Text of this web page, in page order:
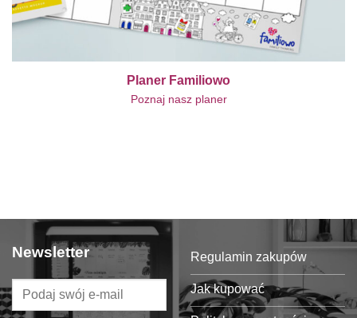
Planer Familiowo
Poznaj nasz planer
Newsletter Regulamin zakupów
Jak kupować